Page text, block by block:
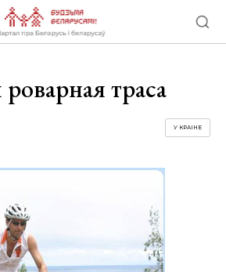
траса
У КРАІНЕ